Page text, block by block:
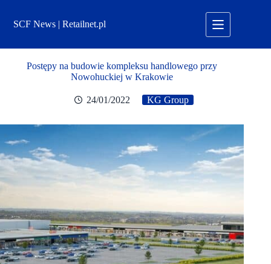
treściSCF News | Retailnet.pl
Postępy na budowie kompleksu handlowego przy
Nowohuckiej w Krakowie
24/01/2022 KG Group